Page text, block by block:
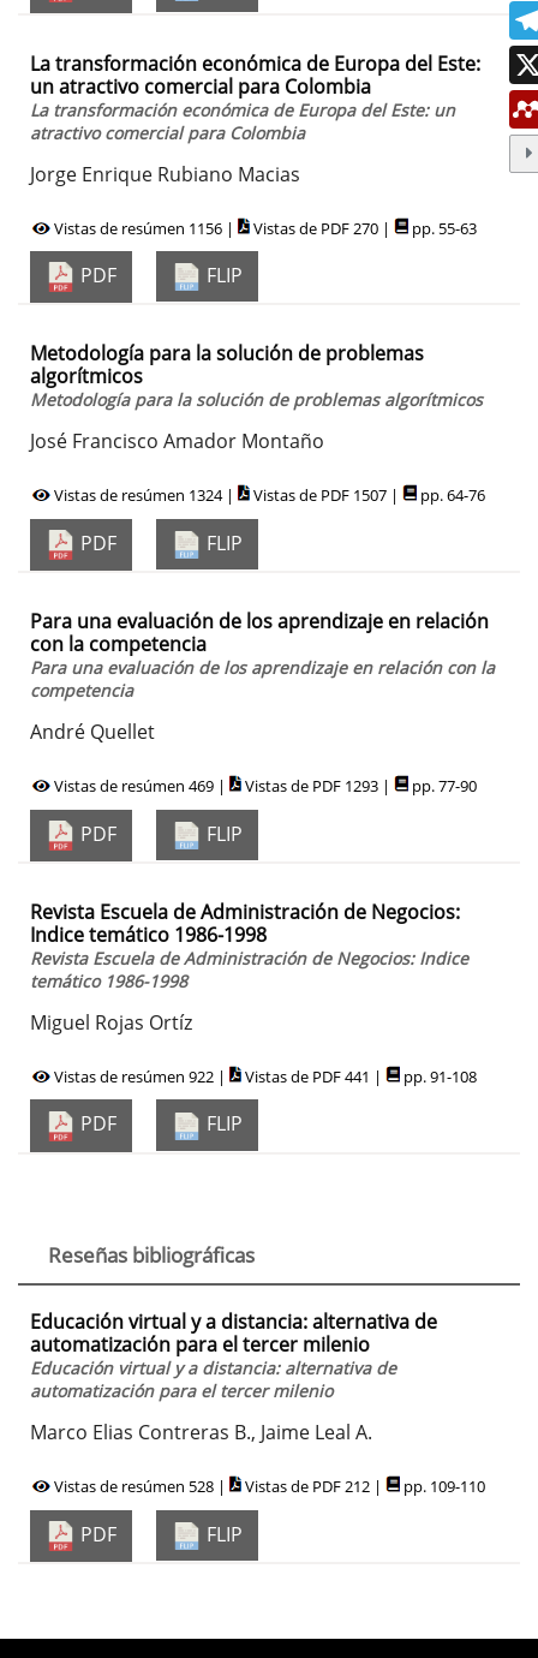
La transformación económica de Europa del Este:
un atractivo comercial para Colombia
La transformación económica de Europa del Este: un
atractivo comercial para Colombia
Jorge Enrique Rubiano Macias
Vistas de resúmen 1156 | Vistas de PDF 270 | pp. 55-63
PDF FLIP
Metodología para la solución de problemas
algorítmicos
Metodología para la solución de problemas algorítmicos
José Francisco Amador Montaño
Vistas de resúmen 1324 | Vistas de PDF 1507 | pp. 64-76
PDF FLIP
Para una evaluación de los aprendizaje en relación
con la competencia
Para una evaluación de los aprendizaje en relación con la
competencia
André Quellet
Vistas de resúmen 469 | Vistas de PDF 1293 | pp. 77-90
PDF FLIP
Revista Escuela de Administración de Negocios:
Indice temático 1986-1998
Revista Escuela de Administración de Negocios: Indice
temático 1986-1998
Miguel Rojas Ortíz
Vistas de resúmen 922 | Vistas de PDF 441 | pp. 91-108
PDF FLIP
Reseñas bibliográficas
Educación virtual y a distancia: alternativa de
automatización para el tercer milenio
Educación virtual y a distancia: alternativa de
automatización para el tercer milenio
Marco Elias Contreras B., Jaime Leal A.
Vistas de resúmen 528 | Vistas de PDF 212 | pp. 109-110
PDF FLIP